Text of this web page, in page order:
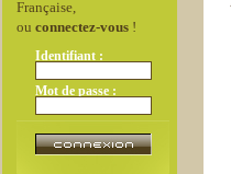
Française,
ou connectez-vous!
Identifiant :
Mot de passe :